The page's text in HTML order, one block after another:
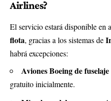
Airlines?
El servicio estará disponible en
flota, gracias a los sistemas de
habrá excepciones:
Aviones Boeing de
gratuito inicialmente.